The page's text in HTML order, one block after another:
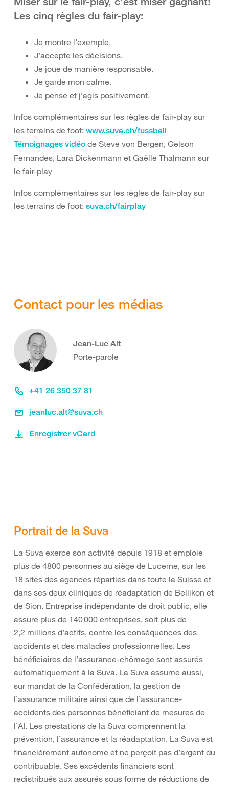
Les cinq règles du fair-play:
Je montre l’exemple.
J’accepte les décisions.
Je joue de manière responsable.
Je garde mon calme.
Je pense et j’agis positivement.
Infos complémentaires sur les règles de fair-play sur
les terrains de foot: www.suva.ch/fussball
Témoignages vidéo de Steve von Bergen, Gelson
Fernandes, Lara Dickenmann et Gaëlle Thalmann sur
le fair-play
Infos complémentaires sur les règles de fair-play sur
les terrains de foot: suva.ch/fairplay
Contact pour les médias
Jean-Luc Alt
Porte-parole
+41 26 350 37 81
jeanluc.alt@suva.ch
Enregistrer vCard
Portrait de la Suva
La Suva exerce son activité depuis 1918 et emploie
plus de 4800 personnes au siège de Lucerne, sur les
18 sites des agences réparties dans toute la Suisse et
dans ses deux cliniques de réadaptation de Bellikon et
de Sion. Entreprise indépendante de droit public, elle
assure plus de 140 000 entreprises, soit plus de
2,2 millions d’actifs, contre les conséquences des
accidents et des maladies professionnelles. Les
bénéficiaires de l’assurance-chômage sont assurés
automatiquement à la Suva. La Suva assume aussi,
sur mandat de la Confédération, la gestion de
l’assurance militaire ainsi que de l’assurance-
accidents des personnes bénéficiant de mesures de
l’AI. Les prestations de la Suva comprennent la
prévention, l’assurance et la réadaptation. La Suva est
financièrement autonome et ne perçoit pas d’argent du
contribuable. Ses excédents financiers sont
redistribués aux assurés sous forme de réductions de